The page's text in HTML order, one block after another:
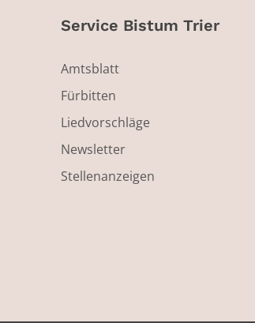
Service Bistum Trier
Amtsblatt
Fürbitten
Liedvorschläge
Newsletter
Stellenanzeigen